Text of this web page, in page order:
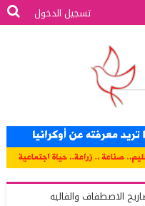
تسجيل الدخول
الاصطفاف والفاليه